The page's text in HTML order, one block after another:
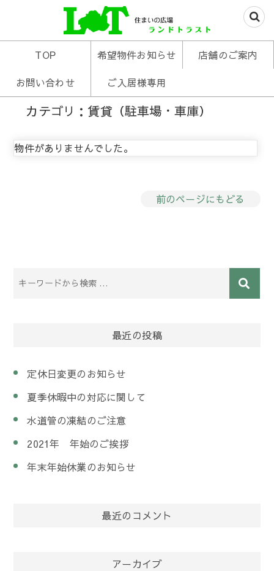
住まいの広場ランド
トラスト
米沢の不動産はお任せあれ
TOP 希望物件お知らせ 店舗のご案内
お問い合わせ ご入居様専用
カテゴリ：賃貸（駐車場・車庫）
物件がありませんでした。
前のページにもどる
最近の投稿
定休日変更のお知らせ
夏季休暇中の対応に関して
水道管の凍結のご注意
2021年 年始のご挨拶
年末年始休業のお知らせ
最近のコメント
アーカイブ